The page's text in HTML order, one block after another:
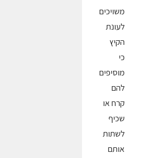
משויכים
לעונת
הקיץ
כי
מוסיפים
להם
קרח או
שכיף
לשתות
אותם